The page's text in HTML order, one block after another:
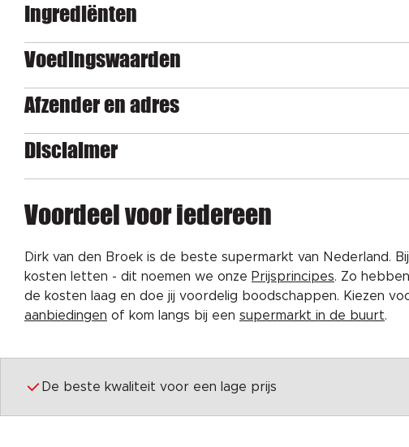
Ingrediënten
Voedingswaarden
Afzender en adres
Disclaimer
Voordeel voor iedereen
Dirk van den Broek is de beste supermarkt van Nederland.
kosten letten - dit noemen we onze Prijsprincipes. Zo
de kosten laag en doe jij voordelig boodschappen. Kiezen
aanbiedingen of kom langs bij een supermarkt in de buurt.
De beste kwaliteit voor een lage prijs